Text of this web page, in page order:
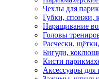
Чехлы для
Губки, спонжи,
Наращивание
Головы
Расчески,
Бигуди,
Кисти
Аксессуары для